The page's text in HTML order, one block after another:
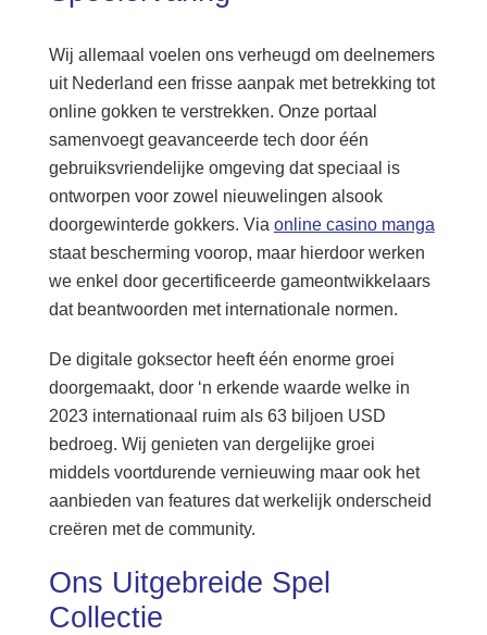
Wij allemaal voelen ons verheugd om deelnemers
uit Nederland een frisse aanpak met betrekking tot
online gokken te verstrekken. Onze portaal
samenvoegt geavanceerde tech door één
gebruiksvriendelijke omgeving dat speciaal is
ontworpen voor zowel nieuwelingen alsook
doorgewinterde gokkers. Via online casino manga
staat bescherming voorop, maar hierdoor werken
we enkel door gecertificeerde gameontwikkelaars
dat beantwoorden met internationale normen.
De digitale goksector heeft één enorme groei
doorgemaakt, door ‘n erkende waarde welke in
2023 internationaal ruim als 63 biljoen USD
bedroeg. Wij genieten van dergelijke groei
middels voortdurende vernieuwing maar ook het
aanbieden van features dat werkelijk onderscheid
creëren met de community.
Ons Uitgebreide Spel
Collectie